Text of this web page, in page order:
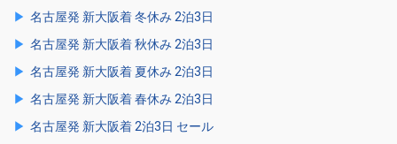
名古屋発 新大阪着 冬休み 2泊3日
名古屋発 新大阪着 秋休み 2泊3日
名古屋発 新大阪着 夏休み 2泊3日
名古屋発 新大阪着 春休み 2泊3日
名古屋発 新大阪着 2泊3日 セール